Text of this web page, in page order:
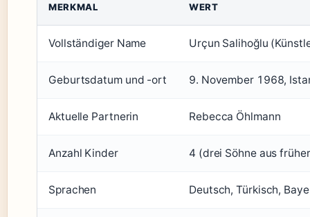
MERKMAL WERT
Vollständiger Name Urçun Salihoğlu
Geburtsdatum und -ort 9. November 1968,
Aktuelle Partnerin Rebecca Öhlmann
Anzahl Kinder 4 (drei Söhne aus
Sprachen Deutsch, Türkisch,